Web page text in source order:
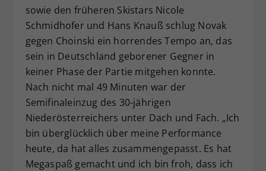
sowie den früheren Skistars Nicole
Schmidhofer und Hans Knauß schlug Novak
gegen Choinski ein horrendes Tempo an, das
sein in Deutschland geborener Gegner in
keiner Phase der Partie mitgehen konnte.
Nach nicht mal 49 Minuten war der
Semifinaleinzug des 30-jährigen
Niederösterreichers unter Dach und Fach. „Ich
bin überglücklich über meine Performance
heute, da hat alles zusammengepasst. Es hat
Megaspaß gemacht und ich bin froh, dass ich